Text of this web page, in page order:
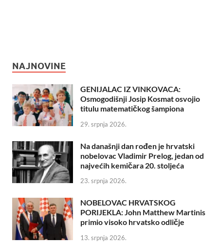
NAJNOVINE
GENIJALAC IZ VINKOVACA:
Osmogodišnji Josip Kosmat osvojio
titulu matematičkog šampiona
29. srpnja 2026.
Na današnji dan rođen je hrvatski
nobelovac Vladimir Prelog, jedan od
najvećih kemičara 20. stoljeća
23. srpnja 2026.
NOBELOVAC HRVATSKOG
PORIJEKLA: John Matthew Martinis
primio visoko hrvatsko odličje
13. srpnja 2026.